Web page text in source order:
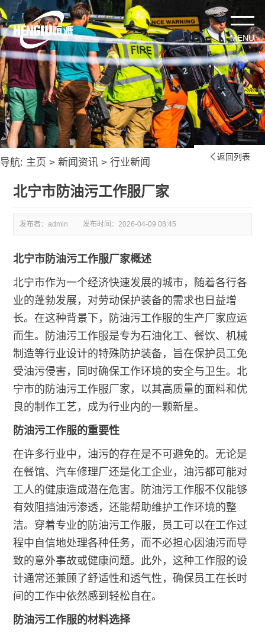
导航: 主页 > 新闻资讯 > 行业新闻  返回列表
北宁市防油污工作服厂家
发布者：admin 发布时间：2026-04-09 08:45
北宁市防油污工作服厂家概述
北宁市作为一个经济快速发展的城市，随着各行各
业的蓬勃发展，对劳动保护装备的需求也日益增
长。在这种背景下，防油污工作服的生产厂家应运
而生。防油污工作服是专为石油化工、餐饮、机械
制造等行业设计的特殊防护装备，旨在保护员工免
受油污侵害，同时确保工作环境的安全与卫生。北
宁市的防油污工作服厂家，以其高质量的面料和优
良的制作工艺，成为行业内的一颗新星。
防油污工作服的重要性
在许多行业中，油污的存在是不可避免的。无论是
在餐馆、汽车修理厂还是化工企业，油污都可能对
工人的健康造成潜在危害。防油污工作服不仅能够
有效阻挡油污渗透，还能帮助维护工作环境的整
洁。穿着专业的防油污工作服，员工可以在工作过
程中自信地处理各种任务，而不必担心因油污而导
致的意外事故或健康问题。此外，这种工作服的设
计通常还兼顾了舒适性和透气性，确保员工在长时
间的工作中依然感到轻松自在。
防油污工作服的材料选择